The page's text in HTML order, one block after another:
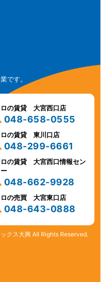
です。
ロの賃貸 大宮西口店
048-658-0555
ロの賃貸 東川口店
048-299-6661
ロの賃貸 大宮西口情報セン
048-662-9928
ロの売買 大宮東口店
048-643-0888
クス大興 All Rights Reserved.